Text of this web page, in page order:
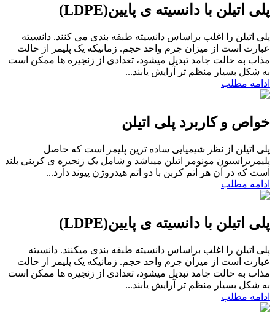
پلی اتیلن با دانسیته ی پایین(LDPE)
پلی اتیلن را اغلب براساس دانسیته طبقه بندی می کنند. دانسیته
عبارت است از میزان جرم واحد حجم. زمانیکه یک پلیمر از حالت
مذاب به حالت جامد تبدیل میشود، تعدادی از زنجیره ها ممکن است
به شکل بسیار منظم تر آرایش یابند...
ادامه مطلب
خواص و کاربرد پلی اتیلن
پلی اتیلن از نظر شیمیایی ساده ترین پلیمر است که حاصل
پلیمریزاسیون مونومر اتیلن میباشد و شامل یک زنجیره ی کربنی بلند
است که در آن هر اتم کربن با دو اتم هیدروژن پیوند دارد...
ادامه مطلب
پلی اتیلن با دانسیته ی پایین(LDPE)
پلی اتیلن را اغلب براساس دانسیته طبقه بندی میکنند. دانسیته
عبارت است از میزان جرم واحد حجم. زمانیکه یک پلیمر از حالت
مذاب به حالت جامد تبدیل میشود، تعدادی از زنجیره ها ممکن است
به شکل بسیار منظم تر آرایش یابند...
ادامه مطلب